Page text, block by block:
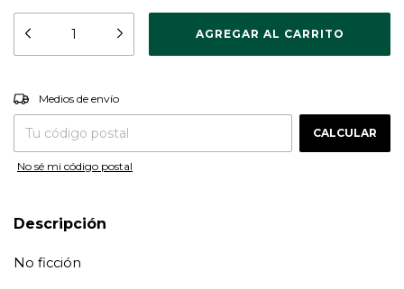
Entregas para el CP:
Medios de envío
CALCULAR
No sé mi código postal
Descripción
No ficción